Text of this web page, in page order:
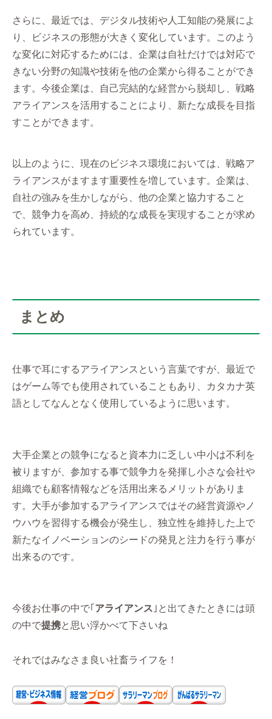
さらに、最近では、デジタル技術や人工知能の発展によ
り、ビジネスの形態が大きく変化しています。このよう
な変化に対応するためには、企業は自社だけでは対応で
きない分野の知識や技術を他の企業から得ることができ
ます。今後企業は、自己完結的な経営から脱却し、戦略
アライアンスを活用することにより、新たな成長を目指
すことができます。
以上のように、現在のビジネス環境においては、戦略ア
ライアンスがますます重要性を増しています。企業は、
自社の強みを生かしながら、他の企業と協力すること
で、競争力を高め、持続的な成長を実現することが求め
られています。
まとめ
仕事で耳にするアライアンスという言葉ですが、最近で
はゲーム等でも使用されていることもあり、カタカナ英
語としてなんとなく使用しているように思います。
大手企業との競争になると資本力に乏しい中小は不利を
被りますが、参加する事で競争力を発揮し小さな会社や
組織でも顧客情報などを活用出来るメリットがありま
す。大手が参加するアライアンスではその経営資源やノ
ウハウを習得する機会が発生し、独立性を維持した上で
新たなイノベーションのシードの発見と注力を行う事が
出来るのです。
今後お仕事の中で｢ アライアンス ｣と出てきたときには頭
の中で提携と思い浮かべて下さいね
それではみなさま良い社畜ライフを！